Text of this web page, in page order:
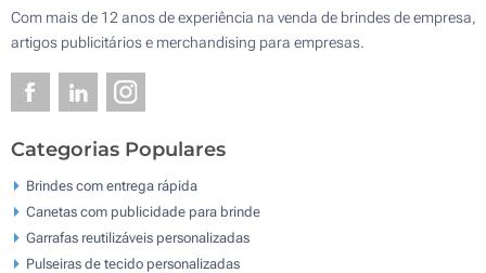
Com mais de 12 anos de experiência na venda de brindes de empresa,
artigos publicitários e merchandising para empresas.
Categorias Populares
Brindes com entrega rápida
Canetas com publicidade para brinde
Garrafas reutilizáveis personalizadas
Pulseiras de tecido personalizadas